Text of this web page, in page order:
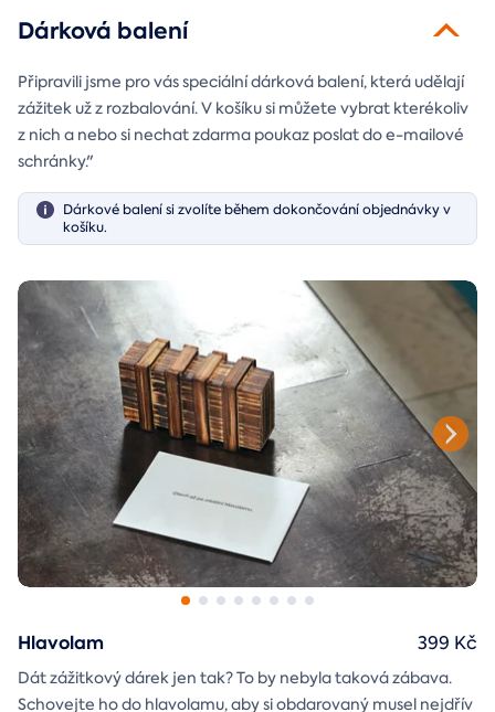
Dárková balení
Připravili jsme pro vás speciální dárková balení, která udělají
zážitek už z rozbalování. V košíku si můžete vybrat kterékoliv
z nich a nebo si nechat zdarma poukaz poslat do e-mailové
schránky."
Dárkové balení si zvolíte během dokončování objednávky v
košíku.
Hlavolam
Dát zážitkový dárek jen tak? To by nebyla taková zábava.
Schovejte ho do hlavolamu, aby si obdarovaný musel nejdřív
399 Kč